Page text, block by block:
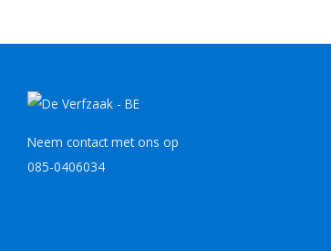
Neem contact met ons op
085-0406034